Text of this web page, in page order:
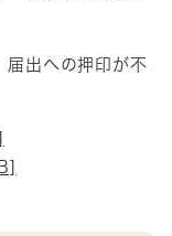
届出への押印が不